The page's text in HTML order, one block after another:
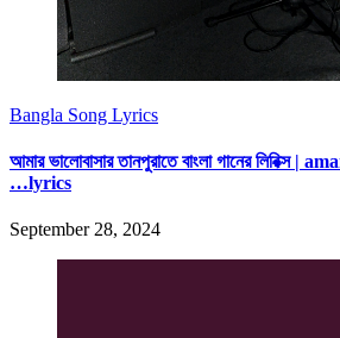
Bangla Song Lyrics
আমার ভালোবাসার তানপুরাতে বাংলা গানের
…lyrics
September 28, 2024